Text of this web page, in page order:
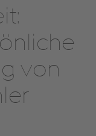
von